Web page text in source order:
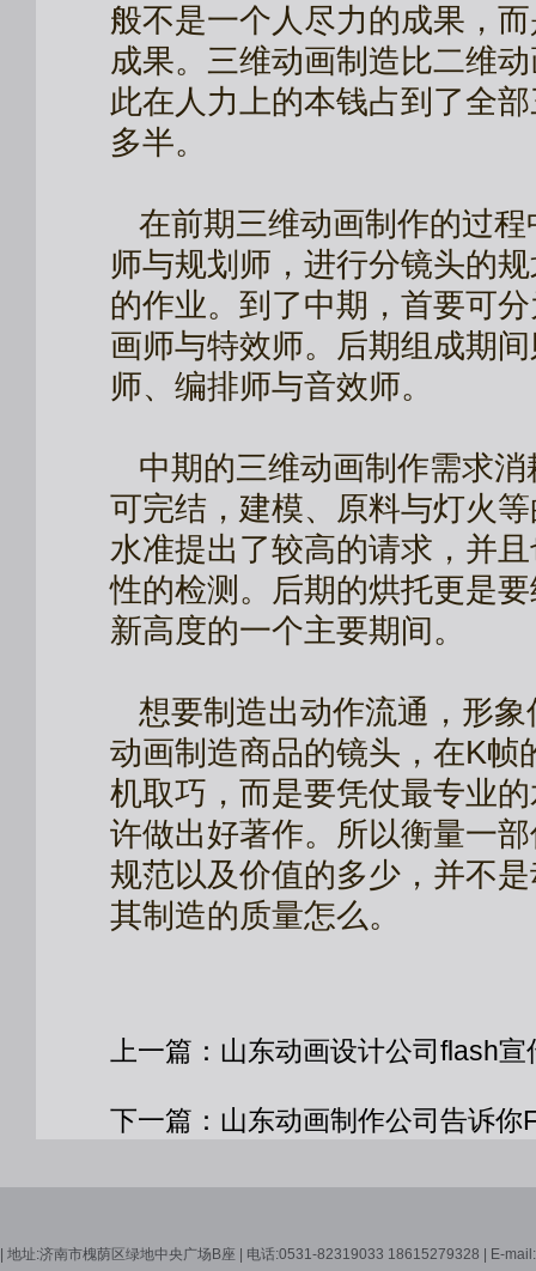
般不是一个人尽力的成果，
成果。三维动画制造比二维
此在人力上的本钱占到了全
多半。
在前期三维动画制作的过
师与规划师，进行分镜头的
的作业。到了中期，首要可
画师与特效师。后期组成期
师、编排师与音效师。
中期的三维动画制作需求
可完结，建模、原料与灯火
水准提出了较高的请求，并
性的检测。后期的烘托更是
新高度的一个主要期间。
想要制造出动作流通，形
动画制造商品的镜头，在K帧
机取巧，而是要凭仗最专业
许做出好著作。所以衡量一
规范以及价值的多少，并不
其制造的质量怎么。
上一篇： 山东动画设计公司flash
下一篇： 山东动画制作公司告诉
| 地址:济南市槐荫区绿地中央广场B座 | 电话:0531-82319033 18615279328 | E-